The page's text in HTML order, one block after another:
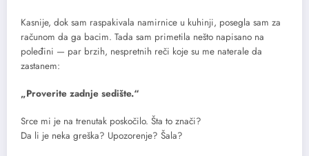
Kasnije, dok sam raspakivala namirnice u kuhinji, posegla sam za
računom da ga bacim. Tada sam primetila nešto napisano na
poleđini — par brzih, nespretnih reči koje su me naterale da
zastanem:
„Proverite zadnje sedište.“
Srce mi je na trenutak poskočilo. Šta to znači?
Da li je neka greška? Upozorenje? Šala?